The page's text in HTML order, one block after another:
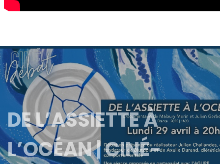
DE L’ASSIETTE À
L’OCÉAN | CINÉ-